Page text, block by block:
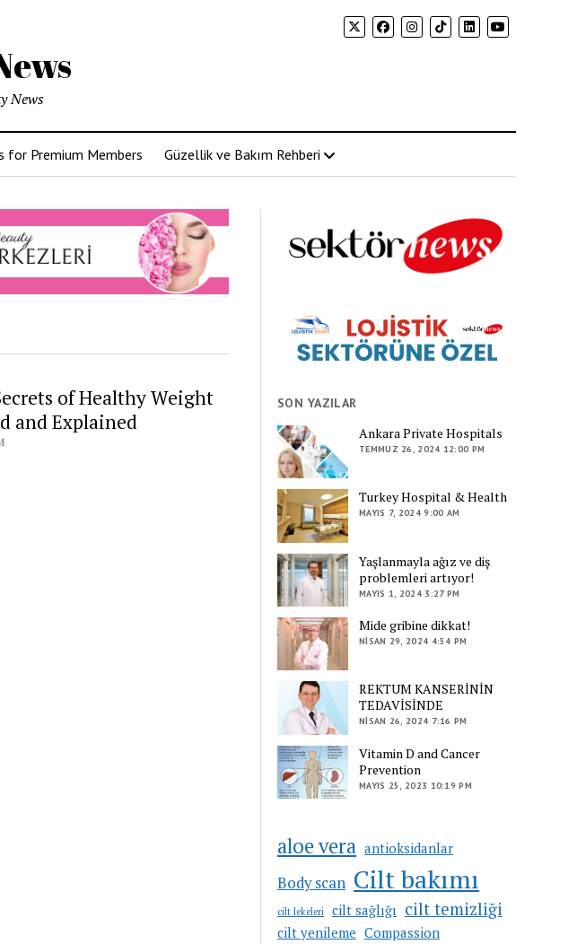
News
for Premium Members Güzellik ve Bakım Rehberi
of Healthy Weight
and Explained
SON YAZILAR
Ankara Private Hospitals
TEMMUZ 26, 2024 12:00 PM
Turkey Hospital & Health
MAYIS 7, 2024 9:00 AM
Yaşlanmayla ağız ve diş
problemleri artıyor!
MAYIS 1, 2024 3:27 PM
Mide gribine dikkat!
NISAN 29, 2024 4:54 PM
REKTUM KANSERİNİN
TEDAVİSİNDE
NISAN 26, 2024 7:16 PM
Vitamin D and Cancer
Prevention
MAYIS 25, 2023 10:19 PM
aloe vera antioksidanlar
Body scan Cilt bakımı
cilt lekeleri cilt sağlığı cilt temizliği
cilt yenileme Compassion